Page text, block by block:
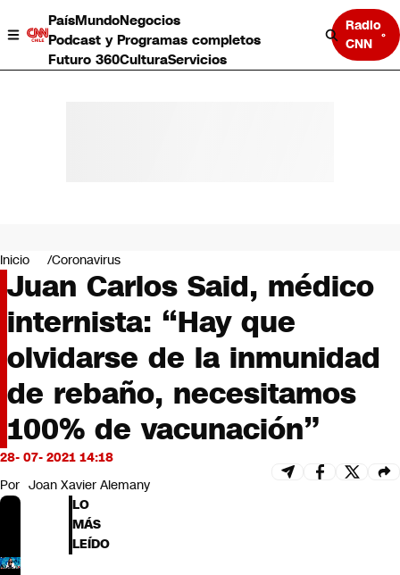
PaísMundoNegocios
Podcast y Programas completos
Futuro 360CulturaServicios
Radio
CNN
Negocios
Deportes
Programas completos
Cultura
Servicios
Bits
CNN tiempo
Futuro 360
Opinión
Inicio Coronavirus
Juan Carlos Said, médico
internista: “Hay que
olvidarse de la inmunidad
de rebaño, necesitamos
100% de vacunación”
28- 07- 2021 14:18
Por Joan Xavier Alemany
LO
MÁS
LEÍDO